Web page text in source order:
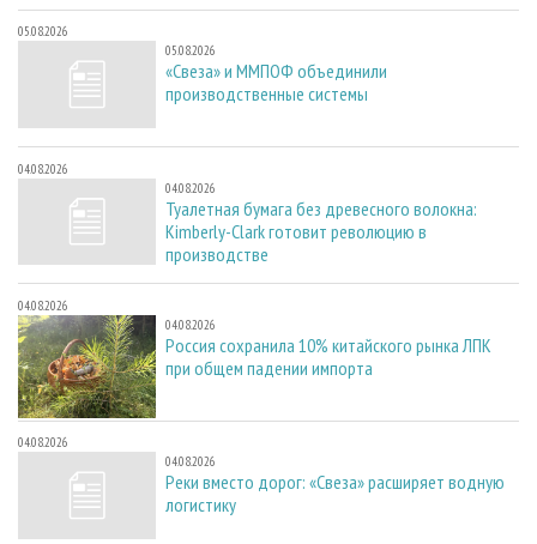
05.08.2026
05.08.2026
«Свеза» и ММПОФ объединили
производственные системы
04.08.2026
04.08.2026
Туалетная бумага без древесного волокна:
Kimberly-Clark готовит революцию в
производстве
04.08.2026
04.08.2026
Россия сохранила 10% китайского рынка ЛПК
при общем падении импорта
04.08.2026
04.08.2026
Реки вместо дорог: «Свеза» расширяет водную
логистику